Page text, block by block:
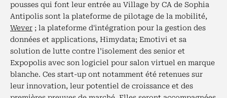
pousses qui font leur entrée au Village by CA de Sophia
Antipolis sont la plateforme de pilotage de la mobilité,
Wever ; la plateforme d'intégration pour la gestion des
données et applications, Himydata; Emotivi et sa
solution de lutte contre l’isolement des senior et
Expopolis avec son logiciel pour salon virtuel en marque
blanche. Ces start-up ont notamment été retenues sur
leur innovation, leur potentiel de croissance et des